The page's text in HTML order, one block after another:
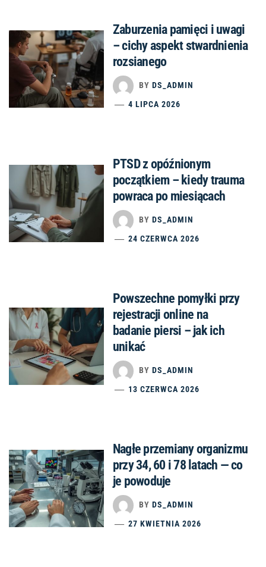
Zaburzenia pamięci i uwagi
– cichy aspekt stwardnienia
rozsianego
BY DS_ADMIN
4 LIPCA 2026
PTSD z opóźnionym
początkiem – kiedy trauma
powraca po miesiącach
BY DS_ADMIN
24 CZERWCA 2026
Powszechne pomyłki przy
rejestracji online na
badanie piersi – jak ich
unikać
BY DS_ADMIN
13 CZERWCA 2026
Nagłe przemiany organizmu
przy 34, 60 i 78 latach — co
je powoduje
BY DS_ADMIN
27 KWIETNIA 2026